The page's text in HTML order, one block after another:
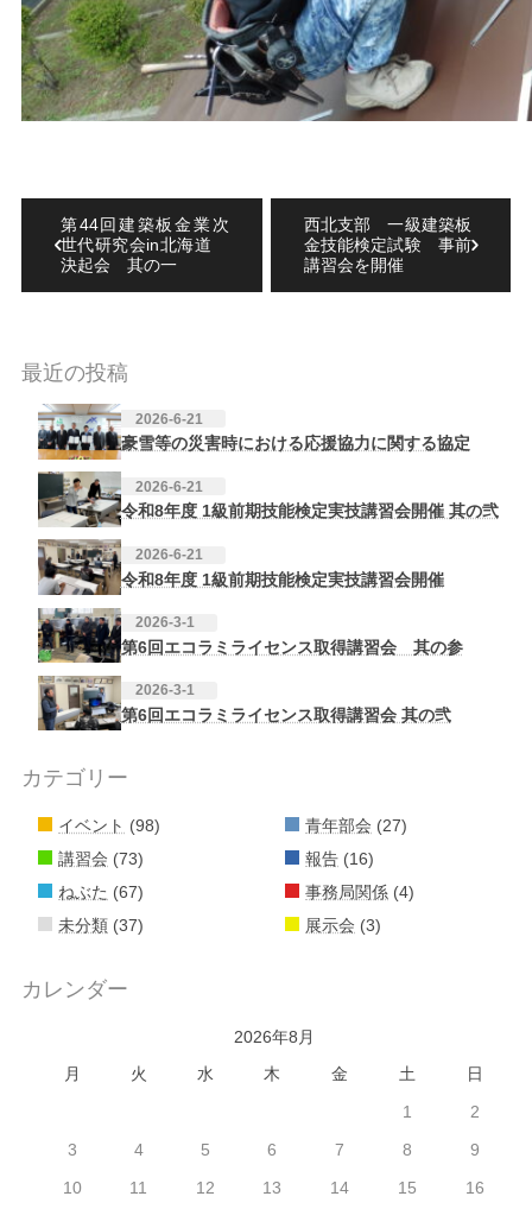
第44回建築板金業次
世代研究会in北海道
決起会 其の一
西北支部 一級建築板
金技能検定試験 事前
講習会を開催
最近の投稿
2026-6-21
豪雪等の災害時における応援協力に関する協定
2026-6-21
令和8年度 1級前期技能検定実技講習会開催 其の弐
2026-6-21
令和8年度 1級前期技能検定実技講習会開催
2026-3-1
第6回エコラミライセンス取得講習会 其の参
2026-3-1
第6回エコラミライセンス取得講習会 其の弐
カテゴリー
イベント (98)
講習会 (73)
ねぶた (67)
未分類 (37)
青年部会 (27)
報告 (16)
事務局関係 (4)
展示会 (3)
カレンダー
2026年8月
月
火 水 木 金 土
日
1
2
3
4 5 6 7 8
9
10
11 12 13 14 15
16